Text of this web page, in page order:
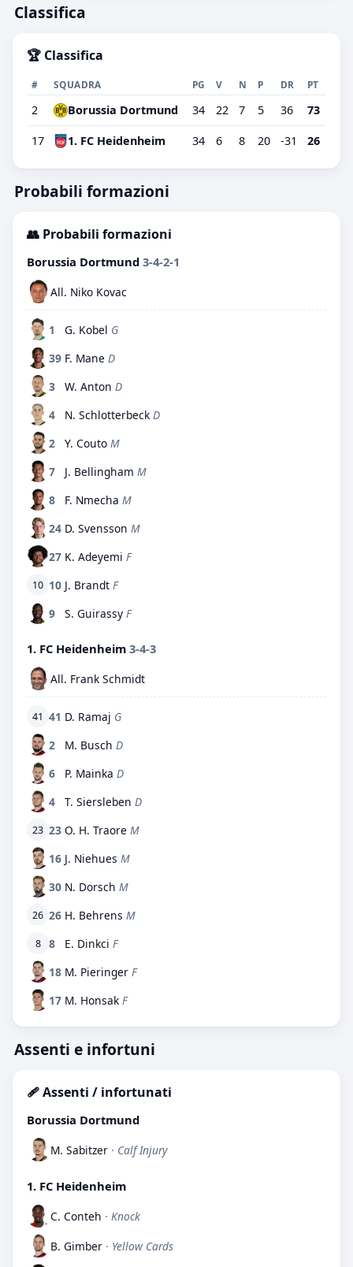
Classifica
🏆 Classifica
# SQUADRA PG V N P DR PT
2 Borussia Dortmund 34 22 7 5 36 73
17 1. FC Heidenheim 34 6 8 20 -31 26
Probabili formazioni
👥 Probabili formazioni
Borussia Dortmund 3-4-2-1
All. Niko Kovac
1 G. Kobel G
39 F. Mane D
3
W. Anton D
4
N. Schlotterbeck D
2
Y. Couto M
7
J. Bellingham M
8
F. Nmecha M
24 D. Svensson M
27 K. Adeyemi F
10 10 J. Brandt F
9
S. Guirassy F
1. FC Heidenheim 3-4-3
All. Frank Schmidt
41 41 D. Ramaj G
2
M. Busch D
6
P. Mainka D
4
T. Siersleben D
23 23 O. H. Traore M
16 J. Niehues M
30 N. Dorsch M
26 26 H. Behrens M
8 8 E. Dinkci F
18 M. Pieringer F
17 M. Honsak F
Assenti e infortuni
🩹 Assenti / infortunati
Borussia Dortmund
M. Sabitzer · Calf Injury
1. FC Heidenheim
C. Conteh · Knock
B. Gimber · Yellow Cards